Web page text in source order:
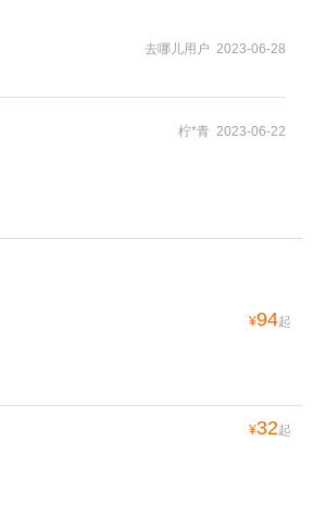
去哪儿用户 2023-06-28
柠*青 2023-06-22
¥94起
¥32起